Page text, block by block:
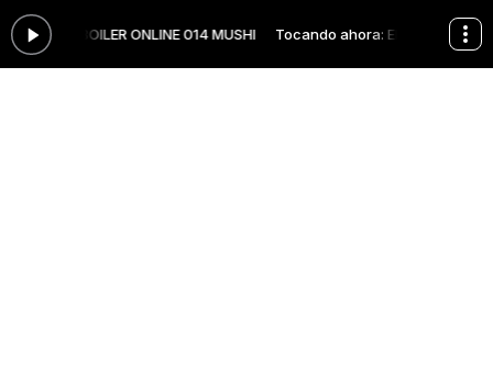
ahora: EL BOILER ONLINE 014 MUSHI Tocando ahora: EL BOILER